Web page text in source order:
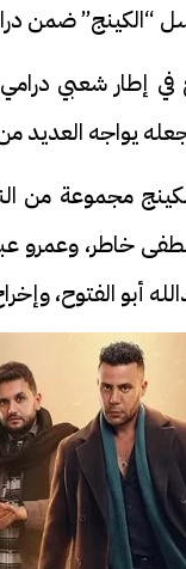
ضمن دراما
إطار شعبي
يواجه
مجموعة من
خاطر، وعمرو
أبو الفتوح،
افتتاح أكبر
مليون جنيه